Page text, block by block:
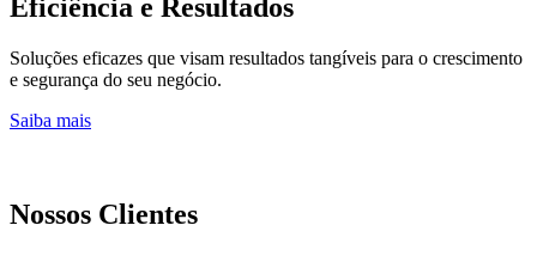
Eficiência e Resultados
Soluções eficazes que visam resultados tangíveis para o crescimento
e segurança do seu negócio.
Saiba mais
Nossos Clientes